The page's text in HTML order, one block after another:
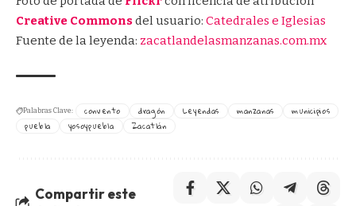
Creative Commonsdel usuario: Catedrales e Iglesias
Fuente de la leyenda: zacatlandelasmanzanas.com.mx
Palabras Clave: convento dragón Leyendas manzanas
municipios
puebla
yosoypuebla Zacatlán
Compartir este